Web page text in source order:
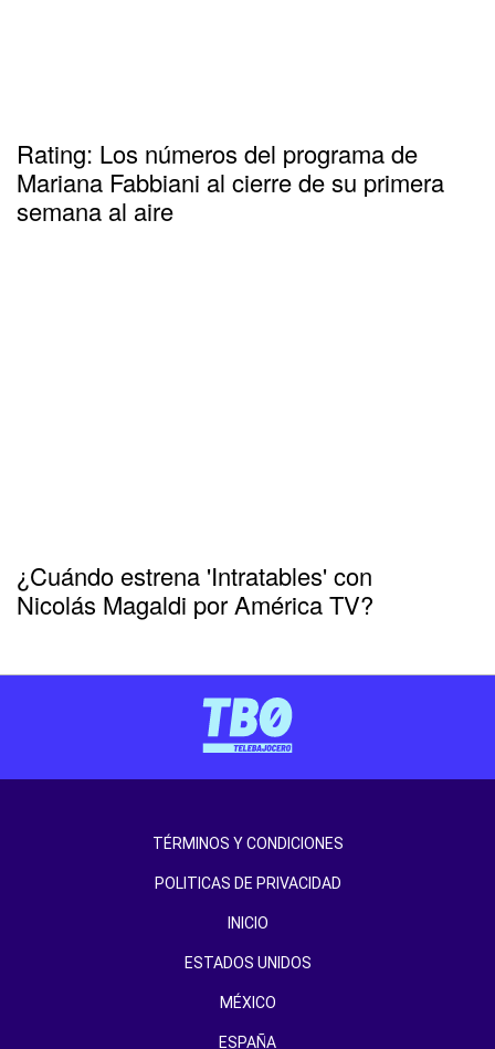
Rating: Los números del programa de
Mariana Fabbiani al cierre de su primera
semana al aire
¿Cuándo estrena 'Intratables' con
Nicolás Magaldi por América TV?
TÉRMINOS Y CONDICIONES
POLITICAS DE PRIVACIDAD
INICIO
ESTADOS UNIDOS
MÉXICO
ESPAÑA